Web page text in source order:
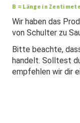
B = Länge in
Wir haben das
von Schulter zu
Bitte beachte,
handelt. Solltest
empfehlen wir dir